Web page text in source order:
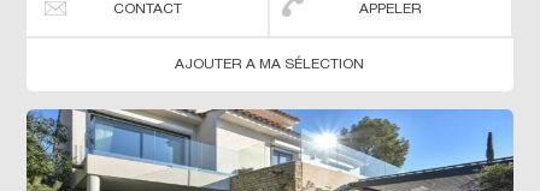
CONTACT APPELER
AJOUTER A MA SÉLECTION